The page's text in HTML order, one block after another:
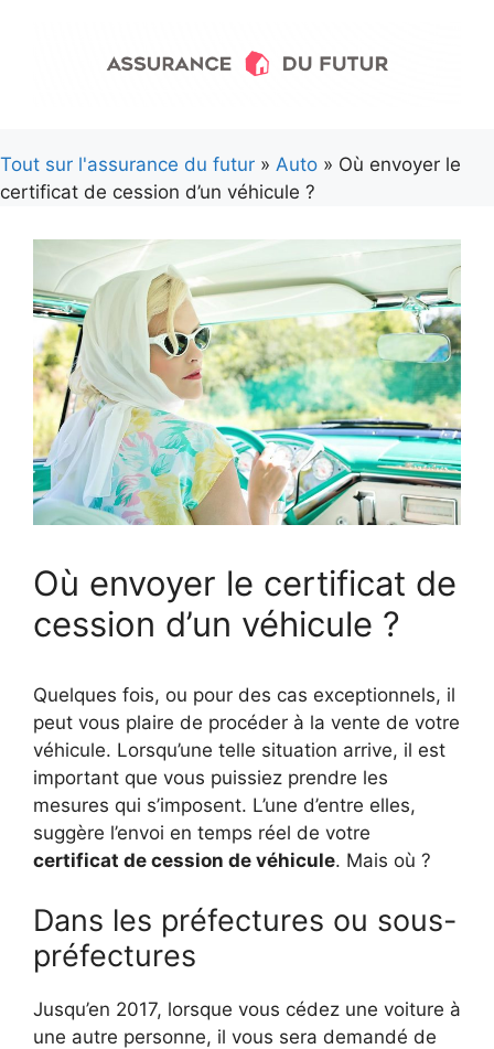
Tout sur l'assurance du futur » Auto » Où envoyer le
certificat de cession d’un véhicule ?
Où envoyer le certificat de
cession d’un véhicule ?
Quelques fois, ou pour des cas exceptionnels, il
peut vous plaire de procéder à la vente de votre
véhicule. Lorsqu’une telle situation arrive, il est
important que vous puissiez prendre les
mesures qui s’imposent. L’une d’entre elles,
suggère l’envoi en temps réel de votre
certificat de cession de véhicule. Mais où ?
Dans les préfectures ou sous-
préfectures
Jusqu’en 2017, lorsque vous cédez une voiture à
une autre personne, il vous sera demandé de